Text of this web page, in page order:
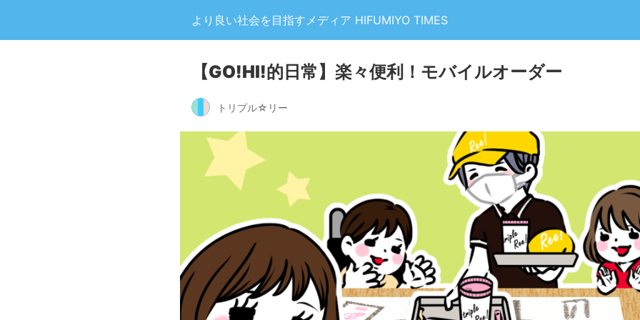
より良い社会を目指すメディア HIFUMIYO TIMES
【GO!HI!的日常】楽々便利！モバイルオーダー
トリプル☆リー